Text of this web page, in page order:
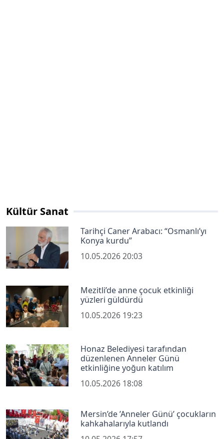
Kültür Sanat
Tarihçi Caner Arabacı: “Osmanlı’yı
Konya kurdu”
10.05.2026 20:03
Mezitli’de anne çocuk etkinliği
yüzleri güldürdü
10.05.2026 19:23
Honaz Belediyesi tarafından
düzenlenen Anneler Günü
etkinliğine yoğun katılım
10.05.2026 18:08
Mersin’de ’Anneler Günü’ çocukların
kahkahalarıyla kutlandı